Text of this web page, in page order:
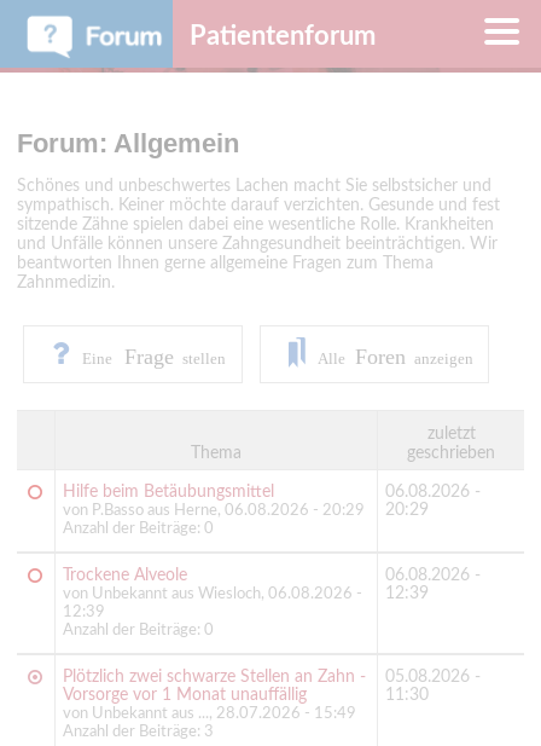
Patientenforum
Forum: Allgemein
Schönes und unbeschwertes Lachen macht Sie selbstsicher und
sympathisch. Keiner möchte darauf verzichten. Gesunde und fest
sitzende Zähne spielen dabei eine wesentliche Rolle. Krankheiten
und Unfälle können unsere Zahngesundheit beeinträchtigen. Wir
beantworten Ihnen gerne allgemeine Fragen zum Thema
Zahnmedizin.
Eine Frage stellen Alle Foren anzeigen
Thema
zuletzt
geschrieben
Hilfe beim Betäubungsmittel
von P.Basso aus Herne, 06.08.2026 - 20:29
Anzahl der Beiträge: 0
06.08.2026 -
20:29
Trockene Alveole
von Unbekannt aus Wiesloch, 06.08.2026 -
12:39
Anzahl der Beiträge: 0
06.08.2026 -
12:39
Plötzlich zwei schwarze Stellen an Zahn -
Vorsorge vor 1 Monat unauffällig
von Unbekannt aus ..., 28.07.2026 - 15:49
Anzahl der Beiträge: 3
05.08.2026 -
11:30